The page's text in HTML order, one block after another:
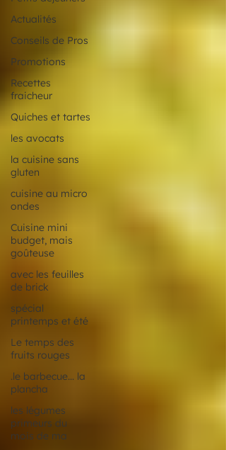
Actualités
Conseils de Pros
Promotions
Recettes
fraicheur
Quiches et tartes
les avocats
la cuisine sans
gluten
cuisine au micro
ondes
Cuisine mini
budget, mais
goûteuse
avec les feuilles
de brick
spécial
printemps et été
Le temps des
fruits rouges
.le barbecue... la
plancha
les légumes
primeurs du
mois de ma